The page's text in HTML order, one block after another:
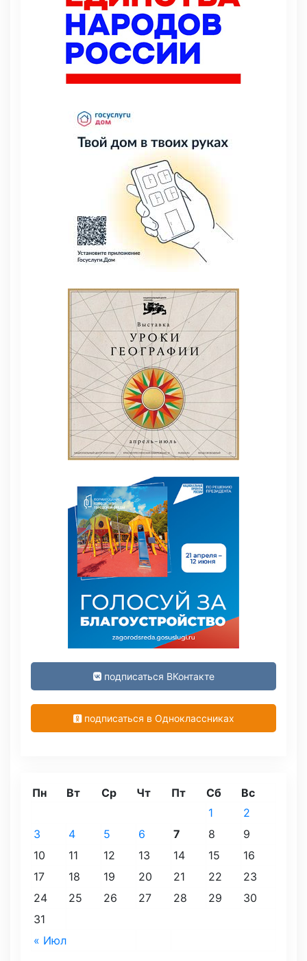
подписаться ВКонтакте
подписаться в Одноклассниках
Пн Вт Ср Чт Пт Сб Вс
« Июл
1
2
3
4 5 6 7 8
9
10
11 12 13 14 15
16
17
18 19 20 21 22
23
24
25 26 27 28 29
30
31